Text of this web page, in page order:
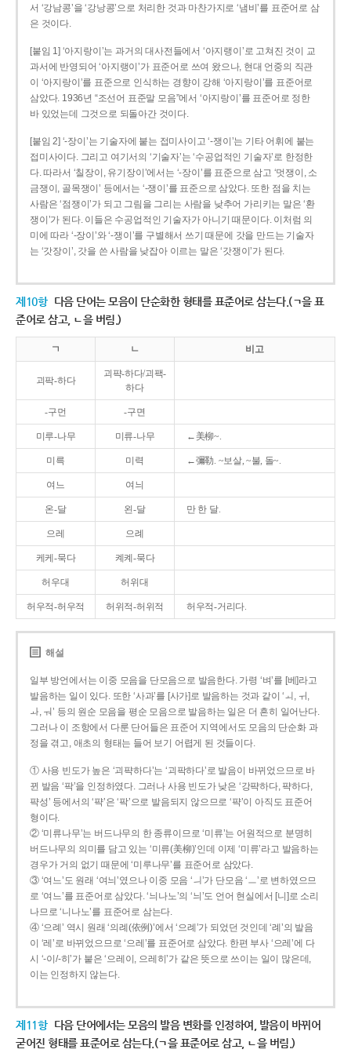
서 ‘강남콩’을 ‘강낭콩’으로 처리한 것과 마찬가지로 ‘냄비’를 표준어로 삼
은 것이다.
[붙임 1] ‘아지랑이’는 과거의 대사전들에서 ‘아지랭이’로 고쳐진 것이 교
과서에 반영되어 ‘아지랭이’가 표준어로 쓰여 왔으나, 현대 언중의 직관
이 ‘아지랑이’를 표준으로 인식하는 경향이 강해 ‘아지랑이’를 표준어로
삼았다. 1936년 “조선어 표준말 모음”에서 ‘아지랑이’를 표준어로 정한
바 있었는데 그것으로 되돌아간 것이다.
[붙임 2] ‘-장이’는 기술자에 붙는 접미사이고 ‘-쟁이’는 기타 어휘에 붙는
접미사이다. 그리고 여기서의 ‘기술자’는 ‘수공업적인 기술자’로 한정한
다. 따라서 ‘칠장이, 유기장이’에서는 ‘-장이’를 표준으로 삼고 ‘멋쟁이, 소
금쟁이, 골목쟁이’ 등에서는 ‘-쟁이’를 표준으로 삼았다. 또한 점을 치는
사람은 ‘점쟁이’가 되고 그림을 그리는 사람을 낮추어 가리키는 말은 ‘환
쟁이’가 된다. 이들은 수공업적인 기술자가 아니기 때문이다. 이처럼 의
미에 따라 ‘-장이’와 ‘-쟁이’를 구별해서 쓰기 때문에 갓을 만드는 기술자
는 ‘갓장이’, 갓을 쓴 사람을 낮잡아 이르는 말은 ‘갓쟁이’가 된다.
제10항 다음 단어는 모음이 단순화한 형태를 표준어로 삼는다.(ㄱ을 표
준어로 삼고, ㄴ을 버림.)
ㄱ ㄴ 비고
괴팍-하다
괴퍅-하다/괴팩-
하다
-구먼 -구면
미루-나무 미류-나무 ←美柳~.
미륵 미력 ←彌勒. ~보살, ~불, 돌~.
여느 여늬
온-달 왼-달 만 한 달.
으레 으례
케케-묵다 켸켸-묵다
허우대 허위대
허우적-허우적 허위적-허위적 허우적-거리다.
해설
일부 방언에서는 이중 모음을 단모음으로 발음한다. 가령 ‘벼’를 [베]라고
발음하는 일이 있다. 또한 ‘사과’를 [사가]로 발음하는 것과 같이 ‘ㅚ, ㅟ,
ㅘ, ㅝ’ 등의 원순 모음을 평순 모음으로 발음하는 일은 더 흔히 일어난다.
그러나 이 조항에서 다룬 단어들은 표준어 지역에서도 모음의 단순화 과
정을 겪고, 애초의 형태는 들어 보기 어렵게 된 것들이다.
① 사용 빈도가 높은 ‘괴퍅하다’는 ‘괴팍하다’로 발음이 바뀌었으므로 바
뀐 발음 ‘팍’을 인정하였다. 그러나 사용 빈도가 낮은 ‘강퍅하다, 퍅하다,
퍅성’ 등에서의 ‘퍅’은 ‘팍’으로 발음되지 않으므로 ‘퍅’이 아직도 표준어
형이다.
② ‘미류나무’는 버드나무의 한 종류이므로 ‘미류’는 어원적으로 분명히
버드나무의 의미를 담고 있는 ‘미류(美柳)’인데 이제 ‘미류’라고 발음하는
경우가 거의 없기 때문에 ‘미루나무’를 표준어로 삼았다.
③ ‘여느’도 원래 ‘여늬’였으나 이중 모음 ‘ㅢ’가 단모음 ‘ㅡ’로 변하였으므
로 ‘여느’를 표준어로 삼았다. ‘늬나노’의 ‘늬’도 언어 현실에서 [니]로 소리
나므로 ‘니나노’를 표준어로 삼는다.
④ ‘으례’ 역시 원래 ‘의례(依例)’에서 ‘으례’가 되었던 것인데 ‘례’의 발음
이 ‘레’로 바뀌었으므로 ‘으레’를 표준어로 삼았다. 한편 부사 ‘으레’에 다
시 ‘-이/-히’가 붙은 ‘으레이, 으레히’가 같은 뜻으로 쓰이는 일이 많은데,
이는 인정하지 않는다.
제11항 다음 단어에서는 모음의 발음 변화를 인정하여, 발음이 바뀌어
굳어진 형태를 표준어로 삼는다.(ㄱ을 표준어로 삼고, ㄴ을 버림.)